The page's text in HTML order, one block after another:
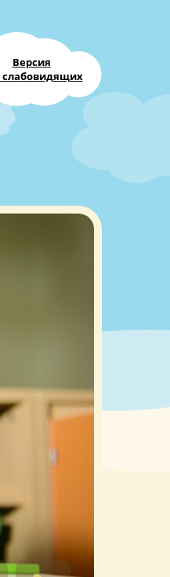
Версия
слабовидящих